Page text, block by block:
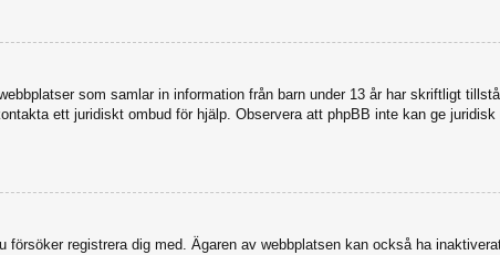
som samlar in information från barn under 13 år har skriftligt
ett juridiskt ombud för hjälp. Observera att phpBB inte kan ge
registrera dig med. Ägaren av webbplatsen kan också ha